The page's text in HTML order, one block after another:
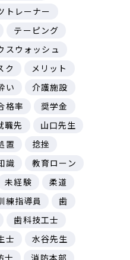
トレーナー
テーピング
スウォッシュ
ク
メリット
い
介護施設
格率
奨学金
職先
山口先生
置
捻挫
識
教育ローン
未経験
柔道
練指導員
歯
歯科技工士
士
水谷先生
士 消防本部